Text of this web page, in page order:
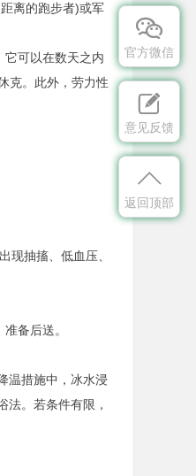
离的跑步者)或军
可以在数天之内
克。此外，劳力性
抽搐、低血压、
备后送。
温措施中，冰水浸
。若条件有限，

官方微信

意见反馈

返回顶部